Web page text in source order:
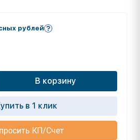
рублей
В корзину
в 1 клик
КП/Счет